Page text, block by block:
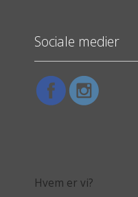
Sociale medier
Hvem er vi?